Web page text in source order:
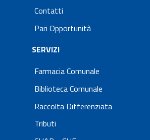
Contatti
Pari Opportunità
SERVIZI
Farmacia Comunale
Biblioteca Comunale
Raccolta Differenziata
Tributi